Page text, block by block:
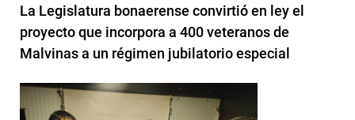
La Legislatura bonaerense convirtió en ley el
proyecto que incorpora a 400 veteranos de
Malvinas a un régimen jubilatorio especial